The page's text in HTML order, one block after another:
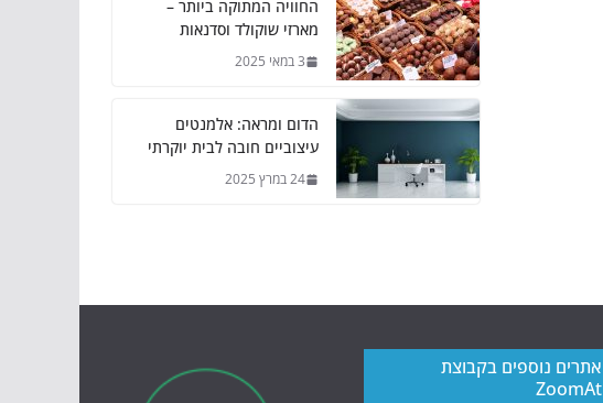
החוויה המתוקה ביותר –
מארזי שוקולד וסדנאות
3 במאי 2025
הדום ומראה: אלמנטים
עיצוביים חובה לבית יוקרתי
24 במרץ 2025
אתרים נוספים בקבוצת
ZoomAt